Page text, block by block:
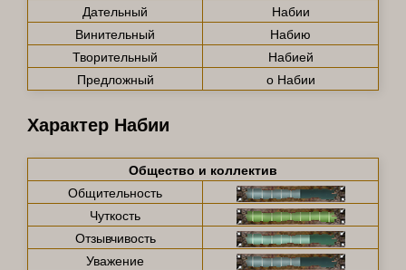
Дательный
Набии
Винительный
Набию
Творительный
Набией
Предложный
о Набии
Характер Набии
Общество и коллектив
Общительность
Чуткость
Отзывчивость
Уважение